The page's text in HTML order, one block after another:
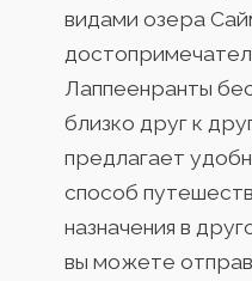
видами озера
Лаппеенранты
близко друг к
предлагает
способ
назначения в
вы можете